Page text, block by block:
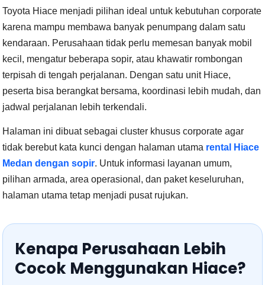
Toyota Hiace menjadi pilihan ideal untuk kebutuhan corporate
karena mampu membawa banyak penumpang dalam satu
kendaraan. Perusahaan tidak perlu memesan banyak mobil
kecil, mengatur beberapa sopir, atau khawatir rombongan
terpisah di tengah perjalanan. Dengan satu unit Hiace,
peserta bisa berangkat bersama, koordinasi lebih mudah, dan
jadwal perjalanan lebih terkendali.
Halaman ini dibuat sebagai cluster khusus corporate agar
tidak berebut kata kunci dengan halaman utama rental Hiace
Medan dengan sopir. Untuk informasi layanan umum,
pilihan armada, area operasional, dan paket keseluruhan,
halaman utama tetap menjadi pusat rujukan.
Kenapa Perusahaan Lebih
Cocok Menggunakan Hiace?